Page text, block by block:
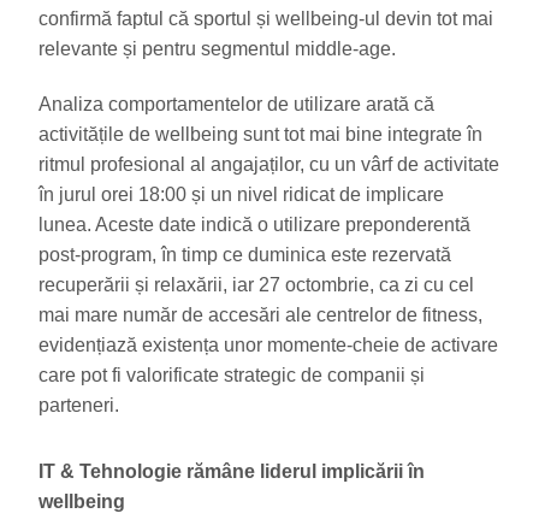
confirmă faptul că sportul și wellbeing-ul devin tot mai
relevante și pentru segmentul middle-age.
Analiza comportamentelor de utilizare arată că
activitățile de wellbeing sunt tot mai bine integrate în
ritmul profesional al angajaților, cu un vârf de activitate
în jurul orei 18:00 și un nivel ridicat de implicare
lunea. Aceste date indică o utilizare preponderentă
post-program, în timp ce duminica este rezervată
recuperării și relaxării, iar 27 octombrie, ca zi cu cel
mai mare număr de accesări ale centrelor de fitness,
evidențiază existența unor momente-cheie de activare
care pot fi valorificate strategic de companii și
parteneri.
IT & Tehnologie rămâne liderul implicării în
wellbeing